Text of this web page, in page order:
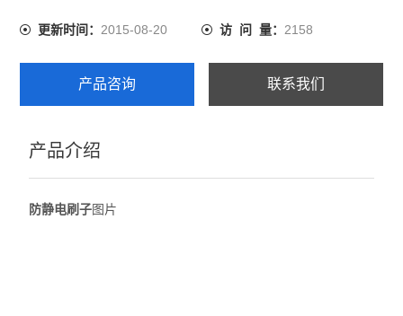
更新时间：2015-08-20 访 问 量： 2158
产品咨询 联系我们
产品介绍
防静电刷子图片